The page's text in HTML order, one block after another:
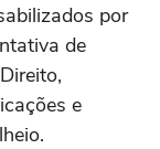
por
de
e